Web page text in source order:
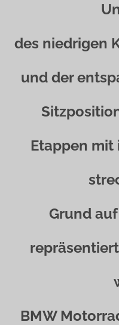
des niedrigen
und der
Etappen
Grund
BMW